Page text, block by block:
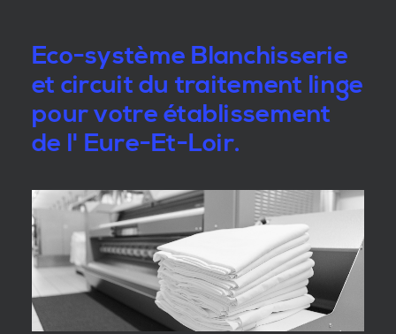
Eco-système Blanchisserie
et circuit du traitement linge
pour votre établissement
de l' Eure-Et-Loir.